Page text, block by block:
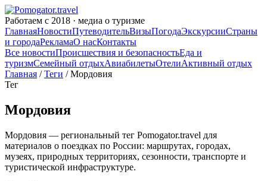
Работаем с 2018 · медиа о туризме
ГлавнаяНовостиПутеводительВизыПогодаЭкскурсииСтраны
и городаРекламаО насКонтакты
Все новостиПроисшествия и безопасностьЕда и
туризмСемейный отдыхАвиабилетыОтелиАктивный отдых
Главная /Теги / Мордовия
Тег
Мордовия
Мордовия — региональный тег Pomogator.travel для
материалов о поездках по России: маршрутах, городах,
музеях, природных территориях, сезонности, транспорте и
туристической инфраструктуре.